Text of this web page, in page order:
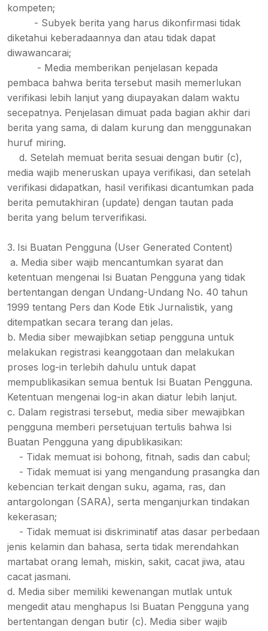
kompeten;
- Subyek berita yang harus dikonfirmasi tidak
diketahui keberadaannya dan atau tidak dapat
diwawancarai;
- Media memberikan penjelasan kepada
pembaca bahwa berita tersebut masih memerlukan
verifikasi lebih lanjut yang diupayakan dalam waktu
secepatnya. Penjelasan dimuat pada bagian akhir dari
berita yang sama, di dalam kurung dan menggunakan
huruf miring.
d. Setelah memuat berita sesuai dengan butir (c),
media wajib meneruskan upaya verifikasi, dan setelah
verifikasi didapatkan, hasil verifikasi dicantumkan pada
berita pemutakhiran (update) dengan tautan pada
berita yang belum terverifikasi.
Isi Buatan Pengguna (User Generated Content)
a. Media siber wajib mencantumkan syarat dan
ketentuan mengenai Isi Buatan Pengguna yang tidak
bertentangan dengan Undang-Undang No. 40 tahun
1999 tentang Pers dan Kode Etik Jurnalistik, yang
ditempatkan secara terang dan jelas.
b. Media siber mewajibkan setiap pengguna untuk
melakukan registrasi keanggotaan dan melakukan
proses log-in terlebih dahulu untuk dapat
mempublikasikan semua bentuk Isi Buatan Pengguna.
Ketentuan mengenai log-in akan diatur lebih lanjut.
c. Dalam registrasi tersebut, media siber mewajibkan
pengguna memberi persetujuan tertulis bahwa Isi
Buatan Pengguna yang dipublikasikan:
- Tidak memuat isi bohong, fitnah, sadis dan cabul;
- Tidak memuat isi yang mengandung prasangka dan
kebencian terkait dengan suku, agama, ras, dan
antargolongan (SARA), serta menganjurkan tindakan
kekerasan;
- Tidak memuat isi diskriminatif atas dasar perbedaan
jenis kelamin dan bahasa, serta tidak merendahkan
martabat orang lemah, miskin, sakit, cacat jiwa, atau
cacat jasmani.
d. Media siber memiliki kewenangan mutlak untuk
mengedit atau menghapus Isi Buatan Pengguna yang
bertentangan dengan butir (c). Media siber wajib